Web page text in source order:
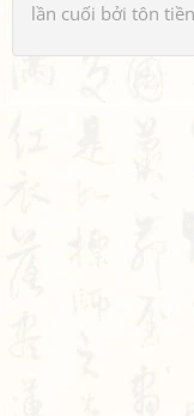
lần cuối bởi tôn